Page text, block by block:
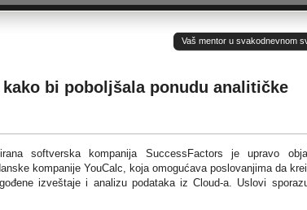
Vaš mentor u svakodnevnom
bi poboljšala ponudu analitičke
softverska kompanija SuccessFactors je upravo
kompanije YouCalc, koja omogućava poslovanjima da
izveštaje i analizu podataka iz Cloud-a. Uslovi